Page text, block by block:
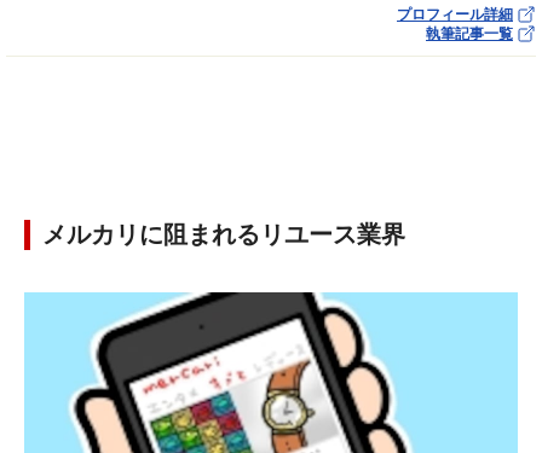
プロフィール詳細
執筆記事一覧
メルカリに阻まれるリユース業界